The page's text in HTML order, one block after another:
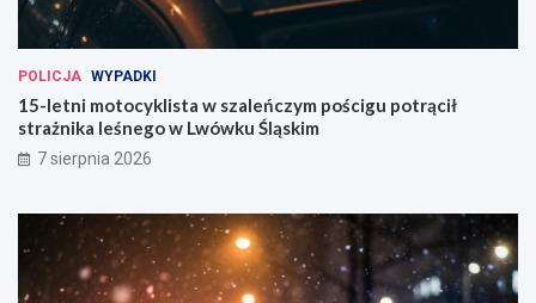
POLICJA WYPADKI
15-letni motocyklista w szaleńczym pościgu potrącił
strażnika leśnego w Lwówku Śląskim
7 sierpnia 2026